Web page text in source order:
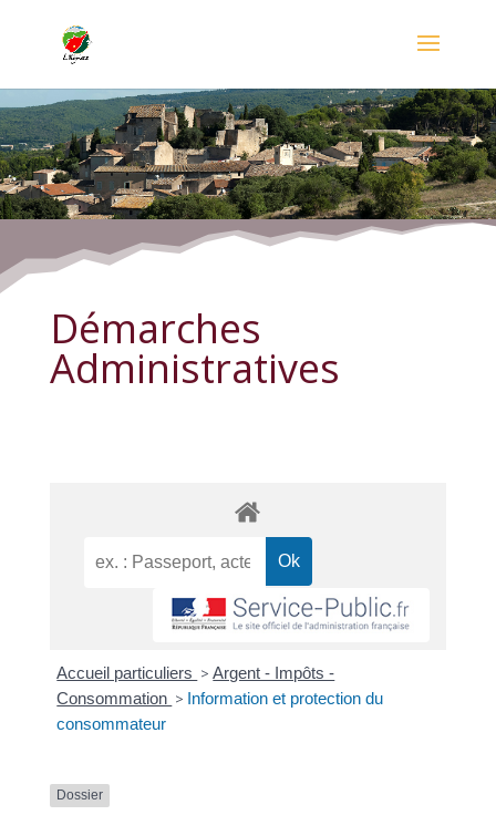
Démarches Administratives
Démarches
Administratives
Accueil particuliers > Argent - Impôts -
Consommation > Information et protection du
consommateur
Dossier